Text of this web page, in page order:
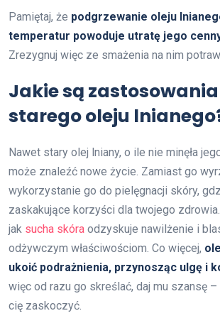
Pamiętaj, że podgrzewanie oleju
temperatur powoduje utratę jego
Zrezygnuj więc ze smażenia na nim
Jakie są
starego oleju
Nawet stary olej lniany, o ile nie minęła
może znaleźć nowe życie. Zamiast go
wykorzystanie go do pielęgnacji skóry,
zaskakujące korzyści dla twojego
jak sucha skóra odzyskuje nawilżenie i
odżywczym właściwościom. Co więcej,
ukoić podrażnienia, przynosząc ulgę i
więc od razu go skreślać, daj mu szansę
cię zaskoczyć.